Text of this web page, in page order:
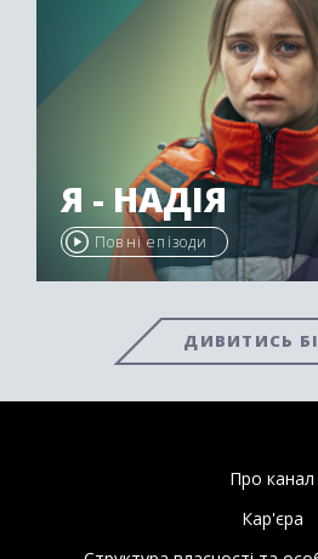
Я - НАДІЯ
Повні епізоди
ДИВИТИСЬ
Про канал
Кар'єра